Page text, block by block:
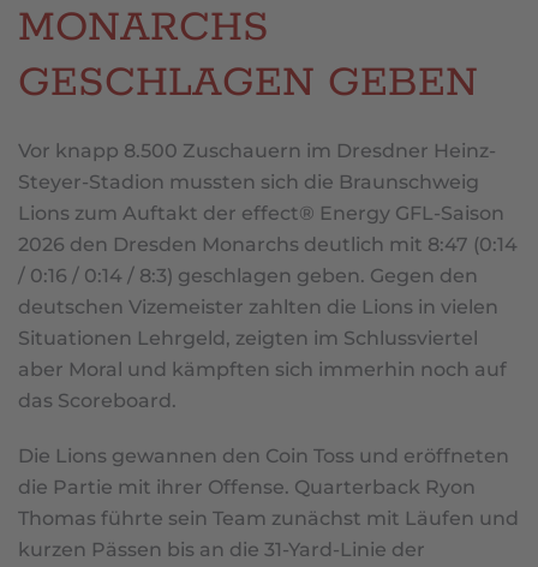
MONARCHS
GESCHLAGEN GEBEN
Vor knapp 8.500 Zuschauern im Dresdner Heinz-
Steyer-Stadion mussten sich die Braunschweig
Lions zum Auftakt der effect® Energy GFL-Saison
2026 den Dresden Monarchs deutlich mit 8:47 (0:14
/ 0:16 / 0:14 / 8:3) geschlagen geben. Gegen den
deutschen Vizemeister zahlten die Lions in vielen
Situationen Lehrgeld, zeigten im Schlussviertel
aber Moral und kämpften sich immerhin noch auf
das Scoreboard.
Die Lions gewannen den Coin Toss und eröffneten
die Partie mit ihrer Offense. Quarterback Ryon
Thomas führte sein Team zunächst mit Läufen und
kurzen Pässen bis an die 31-Yard-Linie der